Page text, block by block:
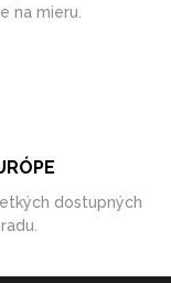
na mieru.
dostupných